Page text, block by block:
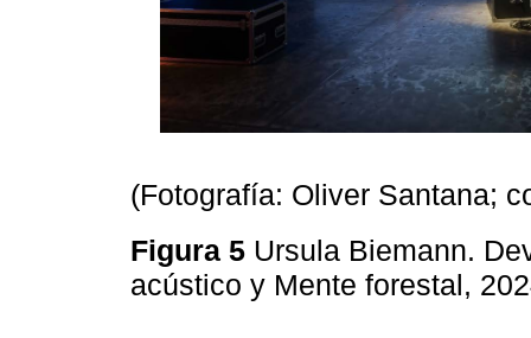
(Fotografía: Oliver Santana;
Figura 5 Ursula Biemann.
acústico y Mente forestal,